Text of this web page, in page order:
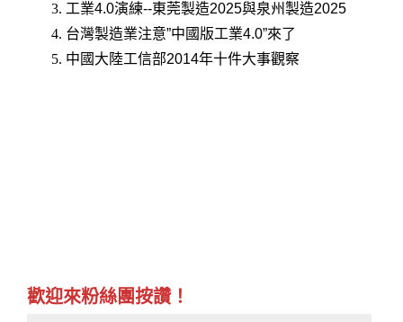
工業4.0演練--東莞製造2025與泉州製造2025
台灣製造業注意”中國版工業4.0”來了
中國大陸工信部2014年十件大事觀察
歡迎來粉絲團按讚！